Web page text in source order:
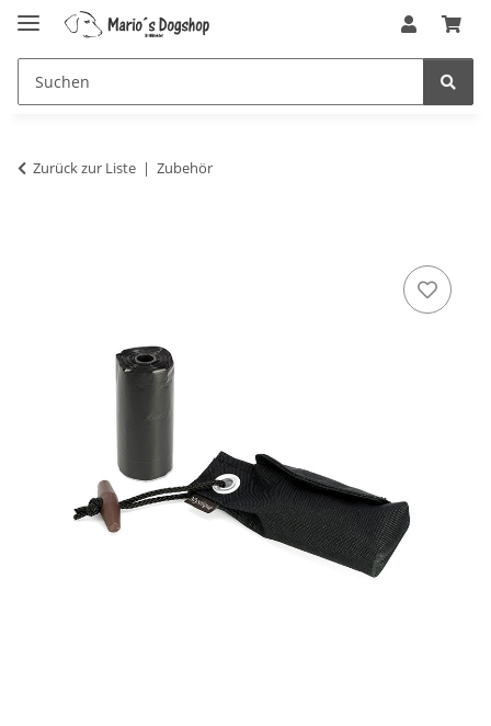
Zurück zur Liste Zubehör